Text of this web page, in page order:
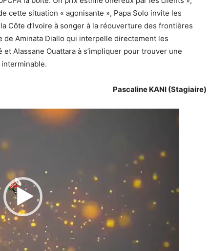
cette situation « agonisante », Papa Solo invite les
Côte d’Ivoire à songer à la réouverture des frontières
de Aminata Diallo qui interpelle directement les
Alassane Ouattara à s’impliquer pour trouver une
Pascaline KANI (Stagiaire)
Lecteur